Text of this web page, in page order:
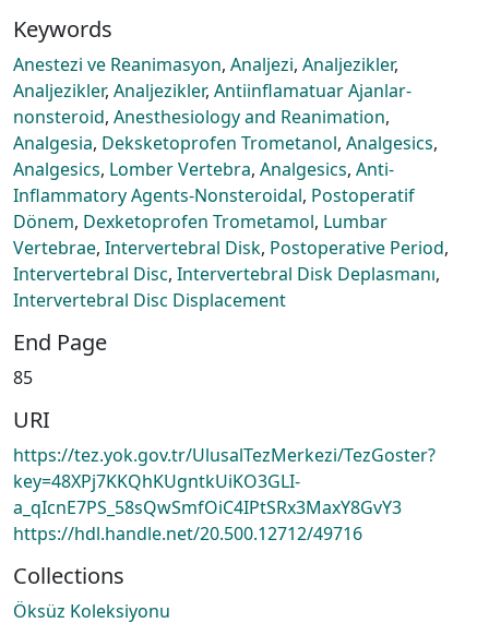
Keywords
Anestezi ve Reanimasyon, Analjezi, Analjezikler,
Analjezikler, Analjezikler, Antiinflamatuar Ajanlar-
nonsteroid, Anesthesiology and Reanimation,
Analgesia, Deksketoprofen Trometanol, Analgesics,
Analgesics, Lomber Vertebra, Analgesics, Anti-
Inflammatory Agents-Nonsteroidal, Postoperatif
Dönem, Dexketoprofen Trometamol, Lumbar
Vertebrae, Intervertebral Disk, Postoperative Period,
Intervertebral Disc, Intervertebral Disk Deplasmanı,
Intervertebral Disc Displacement
End Page
85
URI
https://tez.yok.gov.tr/UlusalTezMerkezi/TezGoster?
key=48XPj7KKQhKUgntkUiKO3GLI-
a_qIcnE7PS_58sQwSmfOiC4IPtSRx3MaxY8GvY3
https://hdl.handle.net/20.500.12712/49716
Collections
Öksüz Koleksiyonu